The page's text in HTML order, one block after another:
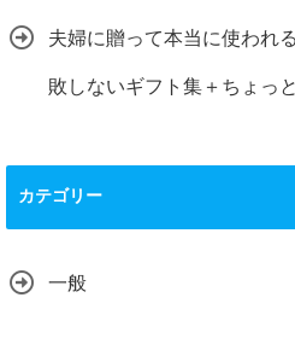
夫婦に贈って本当に使われ
敗しないギフト集＋ちょっ
カテゴリー
一般